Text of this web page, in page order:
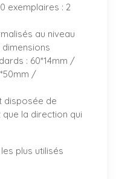
exemplaires : 2
au niveau
: 60*14mm /
/
disposée de
la direction qui
plus utilisés